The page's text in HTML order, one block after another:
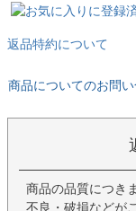
返品特約について
商品についてのお問
商品の品質につき
不良・破損などが